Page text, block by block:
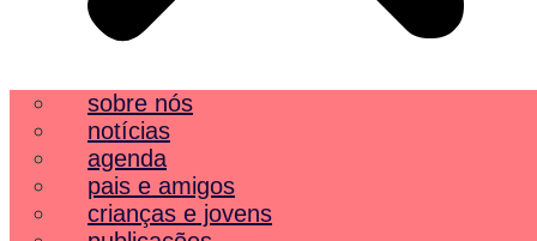
sobre nós
notícias
agenda
pais e amigos
crianças e jovens